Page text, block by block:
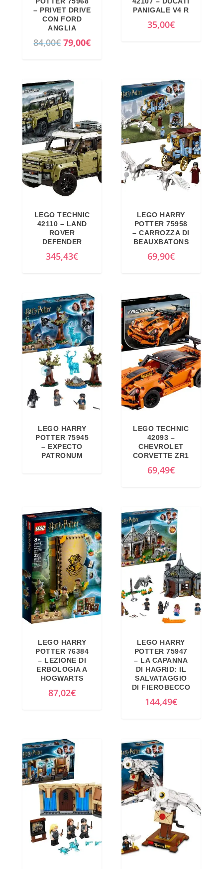
– PRIVET DRIVE
CON FORD
ANGLIA
84,00€I
r
e
z
z
o
o
r
i
g
n
a
l
e
a
:
8
4
,
0
0
79,00€I
z
o
a
t
t
,
0
0
€
.
PANIGALE V4 R
35,00€
LEGO TECHNIC
42110 – LAND
ROVER
DEFENDER
345,43€
LEGO HARRY
POTTER 75958
– CARROZZA DI
BEAUXBATONS
69,90€
LEGO HARRY
POTTER 75945
– EXPECTO
PATRONUM
LEGO TECHNIC
42093 –
CHEVROLET
CORVETTE ZR1
69,49€
LEGO HARRY
POTTER 76384
– LEZIONE DI
ERBOLOGIA A
HOGWARTS
87,02€
LEGO HARRY
POTTER 75947
– LA CAPANNA
DI HAGRID: IL
SALVATAGGIO
DI FIEROBECCO
144,49€